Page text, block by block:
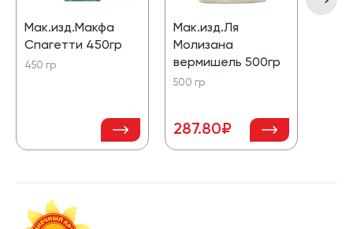
Мак.изд.Макфа
Спагетти 450гр
450 гр
Мак.изд.Ля
Молизана
вермишель 500гр
500 гр
287.80₽